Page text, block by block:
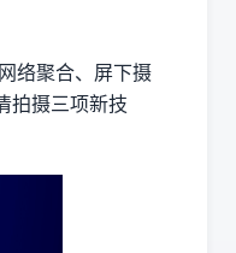
络聚合、屏下摄
拍摄三项新技